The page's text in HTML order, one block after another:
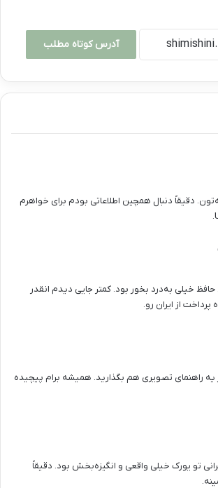
آدرس کوتاه مطلب
دقیقاً دنبال همچین اطلاعاتی بودم برای خواهرم
خیلی به‌درد بخور بود. کمتر جایی دیدم انقدر
از ایران رو.
یه راهنمای تصویری هم بگذارید. همیشه برام پیچیده
تو یورک خیلی واقعی و انگیزه‌بخش بود. دقیقاً